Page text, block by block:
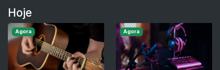
Hoje
Agora Agora